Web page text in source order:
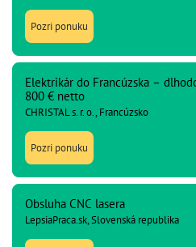
Pozri ponuku
Elektrikár do Francúzska –
800 € netto
CHRISTAL s. r. o., Francúzsko
Pozri ponuku
Obsluha CNC lasera
LepsiaPraca.sk, Slovenská republika